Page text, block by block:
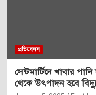
প্রতিবেদন
সেন্টমার্টিনে খাবার
থেকে উৎপাদন হবে